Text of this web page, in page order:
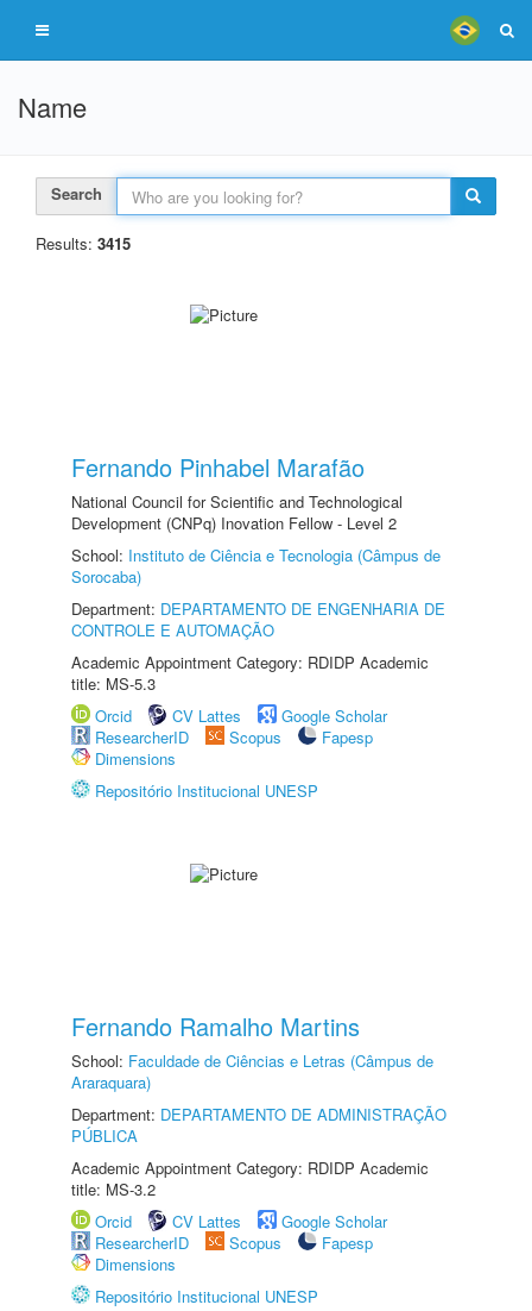
Name
Search
Results: 3415
Fernando Pinhabel Marafão
National Council for Scientific and Technological
Development (CNPq) Inovation Fellow - Level 2
School: Instituto de Ciência e Tecnologia (Câmpus de
Sorocaba)
Department: DEPARTAMENTO DE ENGENHARIA DE
CONTROLE E AUTOMAÇÃO
Academic Appointment Category: RDIDP Academic
title: MS-5.3
Orcid
CV Lattes
Google Scholar
ResearcherID
Scopus
Fapesp
Dimensions
Repositório Institucional UNESP
Fernando Ramalho Martins
School: Faculdade de Ciências e Letras (Câmpus de
Araraquara)
Department: DEPARTAMENTO DE ADMINISTRAÇÃO
PÚBLICA
Academic Appointment Category: RDIDP Academic
title: MS-3.2
Orcid
CV Lattes
Google Scholar
ResearcherID
Scopus
Fapesp
Dimensions
Repositório Institucional UNESP